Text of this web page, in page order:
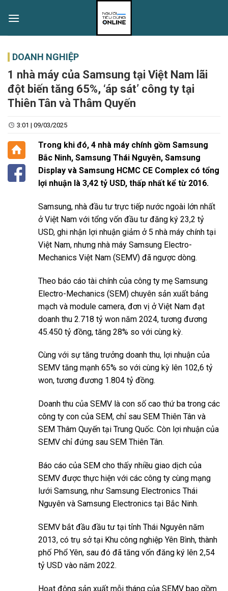
DOANH NGHIỆP
1 nhà máy của Samsung tại Việt Nam lãi
đột biến tăng 65%, ‘áp sát’ công ty tại
Thiên Tân và Thâm Quyến
3:01 | 09/03/2025
Trong khi đó, 4 nhà máy chính gồm Samsung
Bắc Ninh, Samsung Thái Nguyên, Samsung
Display và Samsung HCMC CE Complex có tổng
lợi nhuận là 3,42 tỷ USD, thấp nhất kể từ 2016.
Samsung, nhà đầu tư trực tiếp nước ngoài lớn nhất
ở Việt Nam với tổng vốn đầu tư đăng ký 23,2 tỷ
USD, ghi nhận lợi nhuận giảm ở 5 nhà máy chính tại
Việt Nam, nhưng nhà máy Samsung Electro-
Mechanics Việt Nam (SEMV) đã ngược dòng.
Theo báo cáo tài chính của công ty mẹ Samsung
Electro-Mechanics (SEM) chuyên sản xuất bảng
mạch và module camera, đơn vị ở Việt Nam đạt
doanh thu 2.718 tỷ won năm 2024, tương đương
45.450 tỷ đồng, tăng 28% so với cùng kỳ.
Cùng với sự tăng trưởng doanh thu, lợi nhuận của
SEMV tăng mạnh 65% so với cùng kỳ lên 102,6 tỷ
won, tương đương 1.804 tỷ đồng.
Doanh thu của SEMV là con số cao thứ ba trong các
công ty con của SEM, chỉ sau SEM Thiên Tân và
SEM Thâm Quyến tại Trung Quốc. Còn lợi nhuận của
SEMV chỉ đứng sau SEM Thiên Tân.
Báo cáo của SEM cho thấy nhiều giao dịch của
SEMV được thực hiện với các công ty cùng mạng
lưới Samsung, như Samsung Electronics Thái
Nguyên và Samsung Electronics tại Bắc Ninh.
SEMV bắt đầu đầu tư tại tỉnh Thái Nguyên năm
2013, có trụ sở tại Khu công nghiệp Yên Bình, thành
phố Phổ Yên, sau đó đã tăng vốn đăng ký lên 2,54
tỷ USD vào năm 2022.
Hoạt động sản xuất mỗi tháng của SEMV bao gồm